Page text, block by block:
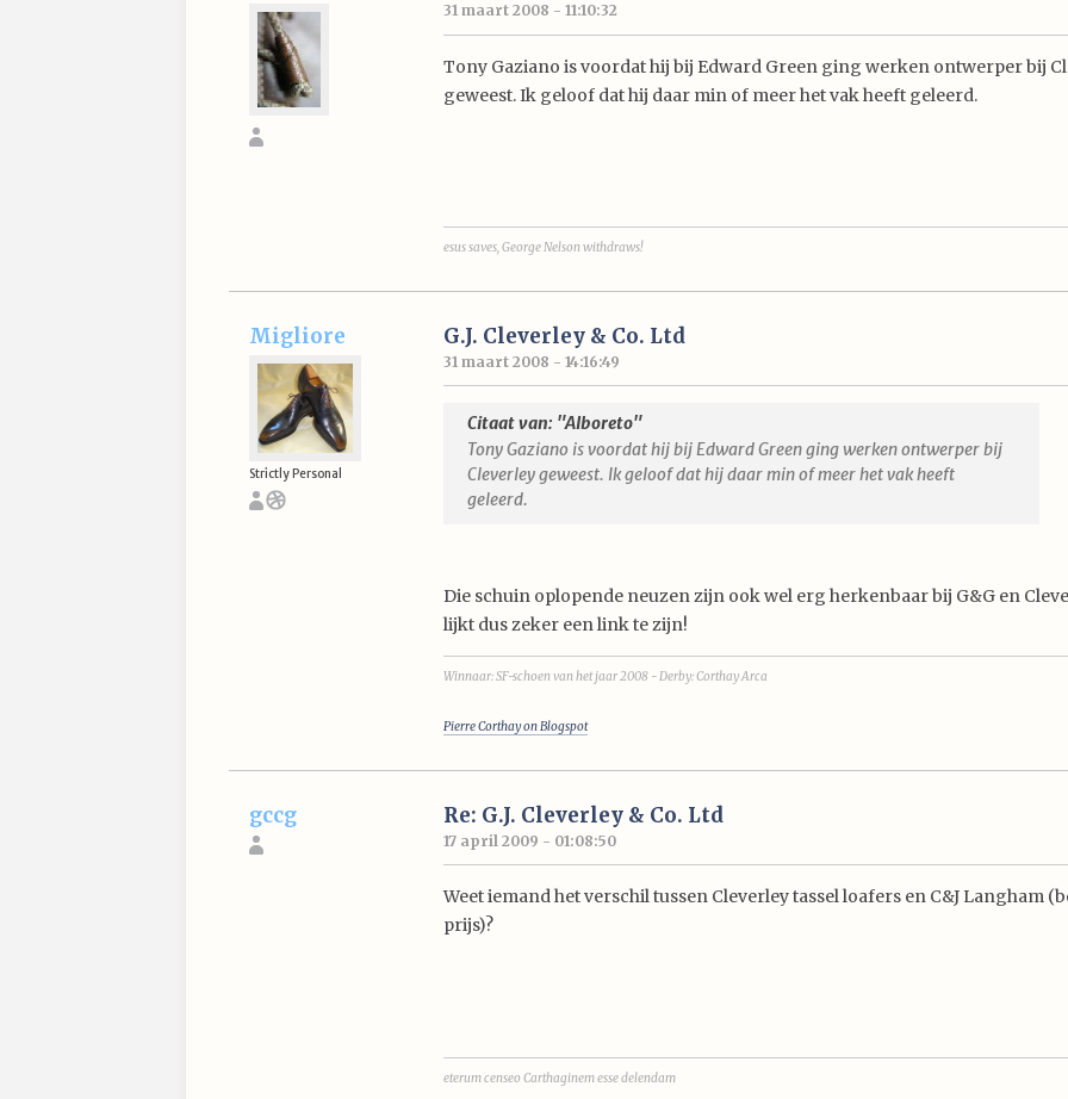
31 maart 2008 - 11:10:32
Tony Gaziano is voordat hij bij Edward Green ging werken ontwerper bij
geweest. Ik geloof dat hij daar min of meer het vak heeft geleerd.
esus saves, George Nelson withdraws!
Migliore
Strictly Personal
G.J. Cleverley & Co. Ltd
31 maart 2008 - 14:16:49
Citaat van: "Alboreto"
Tony Gaziano is voordat hij bij Edward Green ging werken ontwerper bij
Cleverley geweest. Ik geloof dat hij daar min of meer het vak heeft
geleerd.
Die schuin oplopende neuzen zijn ook wel erg herkenbaar bij G&G en
lijkt dus zeker een link te zijn!
Winnaar: SF-schoen van het jaar 2008 - Derby: Corthay Arca
Pierre Corthay on Blogspot
gccg Re: G.J. Cleverley & Co. Ltd
17 april 2009 - 01:08:50
Weet iemand het verschil tussen Cleverley tassel loafers en C&J Langham
prijs)?
eterum censeo Carthaginem esse delendam